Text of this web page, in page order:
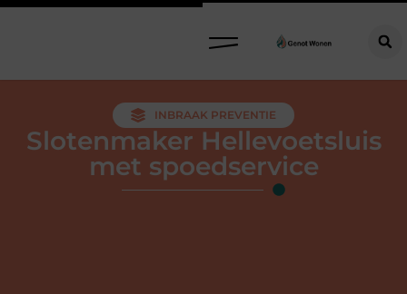
INBRAAK PREVENTIE
Slotenmaker Hellevoetsluis
met spoedservice